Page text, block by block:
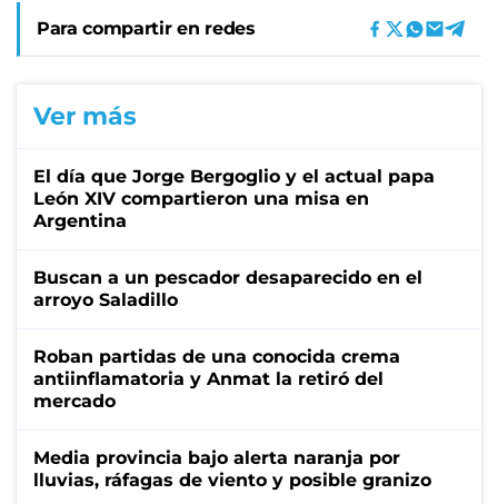
Para compartir en redes
Ver más
El día que Jorge Bergoglio y el actual papa
León XIV compartieron una misa en
Argentina
Buscan a un pescador desaparecido en el
arroyo Saladillo
Roban partidas de una conocida crema
antiinflamatoria y Anmat la retiró del
mercado
Media provincia bajo alerta naranja por
lluvias, ráfagas de viento y posible granizo